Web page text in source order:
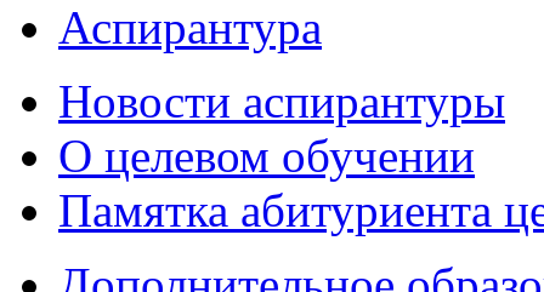
Аспирантура
Новости аспирантуры
О целевом обучении
Памятка абитуриента